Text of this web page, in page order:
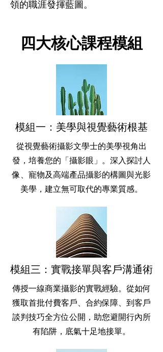
領的職涯發揮藍圖。
四大核心課程模組
模組一：美學與視覺藝術根基
從視覺藝術攝影文學士的美學視角出
發，培養您的「攝影眼」。深入探討人
像、寵物及高端產品攝影的構圖與光影
美學，建立無可取代的專業質感。
模組三：實戰接單與客戶溝通術
傳授一線商業攝影的實戰經驗。從如何
獲取首批付費客戶、合約保障、到客戶
談判技巧全方位公開，助您避開行內所
有陷阱，底氣十足地接單。